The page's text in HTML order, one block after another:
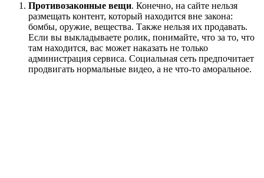
Противозаконные вещи. Конечно, на сайте нельзя
размещать контент, который находится вне закона:
бомбы, оружие, вещества. Также нельзя их продавать.
Если вы выкладываете ролик, понимайте, что за то, что
там находится, вас может наказать не только
администрация сервиса. Социальная сеть предпочитает
продвигать нормальные видео, а не что-то аморальное.